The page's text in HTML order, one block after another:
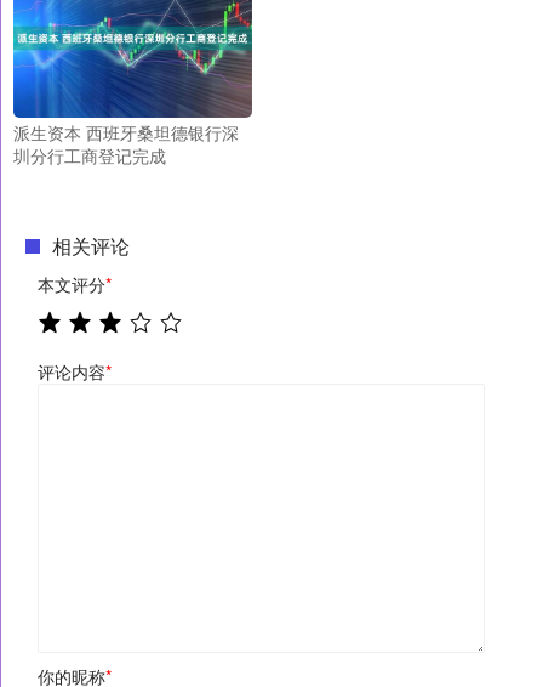
派生资本 西班牙桑坦德银行深
圳分行工商登记完成
相关评论
本文评分*
评论内容*
你的昵称*